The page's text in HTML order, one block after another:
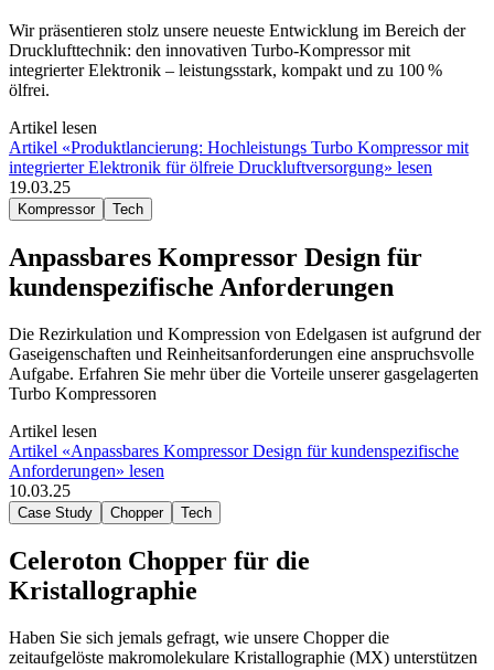
Wir präsentieren stolz unsere neueste Entwicklung im Bereich der
Drucklufttechnik: den innovativen Turbo-Kompressor mit
integrierter Elektronik – leistungsstark, kompakt und zu 100 %
ölfrei.
Artikel lesen
Artikel «Produktlancierung: Hochleistungs Turbo Kompressor mit
integrierter Elektronik für ölfreie Druckluftversorgung» lesen
19.03.25
Kompressor Tech
Anpassbares Kompressor Design für
kundenspezifische Anforderungen
Die Rezirkulation und Kompression von Edelgasen ist aufgrund der
Gaseigenschaften und Reinheitsanforderungen eine anspruchsvolle
Aufgabe. Erfahren Sie mehr über die Vorteile unserer gasgelagerten
Turbo Kompressoren
Artikel lesen
Artikel «Anpassbares Kompressor Design für kundenspezifische
Anforderungen» lesen
10.03.25
Case Study Chopper Tech
Celeroton Chopper für die
Kristallographie
Haben Sie sich jemals gefragt, wie unsere Chopper die
zeitaufgelöste makromolekulare Kristallographie (MX) unterstützen